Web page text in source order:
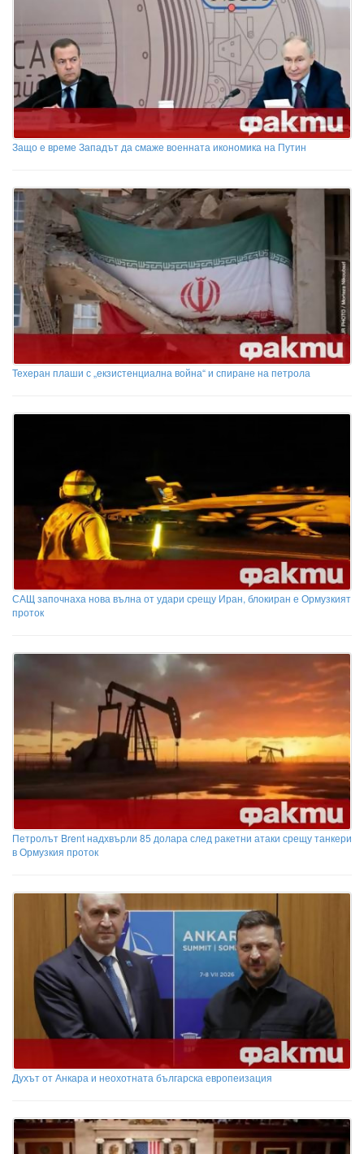
Защо е време Западът да смаже военната икономика на Путин
Техеран плаши с „екзистенциална война“ и спиране на петрола
САЩ започнаха нова вълна от удари срещу Иран, блокиран е Ормузкият
проток
Петролът Brent надхвърли 85 долара след ракетни атаки срещу танкери
в Ормузкия проток
Духът от Анкара и неохотната българска европеизация